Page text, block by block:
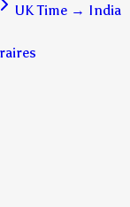
UK Time → India